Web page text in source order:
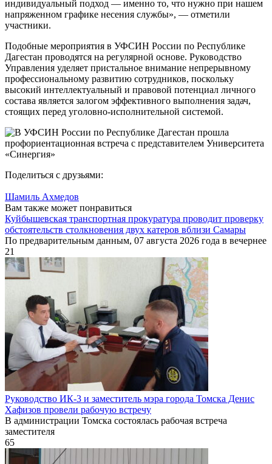
индивидуальный подход — именно то, что нужно при нашем
напряженном графике несения службы», — отметили
участники.
Подобные мероприятия в УФСИН России по Республике
Дагестан проводятся на регулярной основе. Руководство
Управления уделяет пристальное внимание непрерывному
профессиональному развитию сотрудников, поскольку
высокий интеллектуальный и правовой потенциал личного
состава является залогом эффективного выполнения задач,
стоящих перед уголовно-исполнительной системой.
Поделиться с друзьями:
Шамиль Ахмедов
Вам также может понравиться
Куйбышевская транспортная прокуратура проводит проверку
обстоятельств столкновения двух катеров вблизи Самары
По предварительным данным, 07 августа 2026 года в вечернее
21
Руководство ИК-3 и заместитель мэра города Томска Денис
Хафизов провели рабочую встречу
В администрации Томска состоялась рабочая встреча
заместителя
65